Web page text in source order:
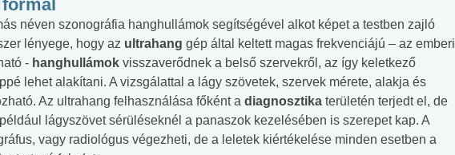
néven szonográfia hanghullámok segítségével alkot képet a testben zajló
lényege, hogy az ultrahang gép által keltett magas frekvenciájú – az emberi
- hanghullámok visszaverődnek a belső szervekről, az így keletkező
lehet alakítani. A vizsgálattal a lágy szövetek, szervek mérete, alakja és
Az ultrahang felhasználása főként a diagnosztika területén terjedt el, de
lágyszövet sérüléseknél a panaszok kezelésében is szerepet kap. A
vagy radiológus végezheti, de a leletek kiértékelése minden esetben a